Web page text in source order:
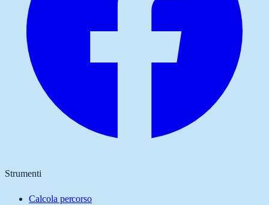
Strumenti
Calcola percorso